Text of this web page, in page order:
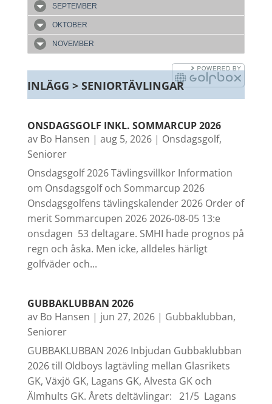
SEPTEMBER
OKTOBER
NOVEMBER
INLÄGG > SENIORTÄVLINGAR
ONSDAGSGOLF INKL. SOMMARCUP 2026
av Bo Hansen | aug 5, 2026| Onsdagsgolf,
Seniorer
Onsdagsgolf 2026 Tävlingsvillkor Information
om Onsdagsgolf och Sommarcup 2026
Onsdagsgolfens tävlingskalender 2026 Order of
merit Sommarcupen 2026 2026-08-05 13:e
onsdagen 53 deltagare. SMHI hade prognos på
regn och åska. Men icke, alldeles härligt
golfväder och...
GUBBAKLUBBAN 2026
av Bo Hansen | jun 27, 2026| Gubbaklubban,
Seniorer
GUBBAKLUBBAN 2026 Inbjudan Gubbaklubban
2026 till Oldboys lagtävling mellan Glasrikets
GK, Växjö GK, Lagans GK, Alvesta GK och
Älmhults GK. Årets deltävlingar: 21/5 Lagans